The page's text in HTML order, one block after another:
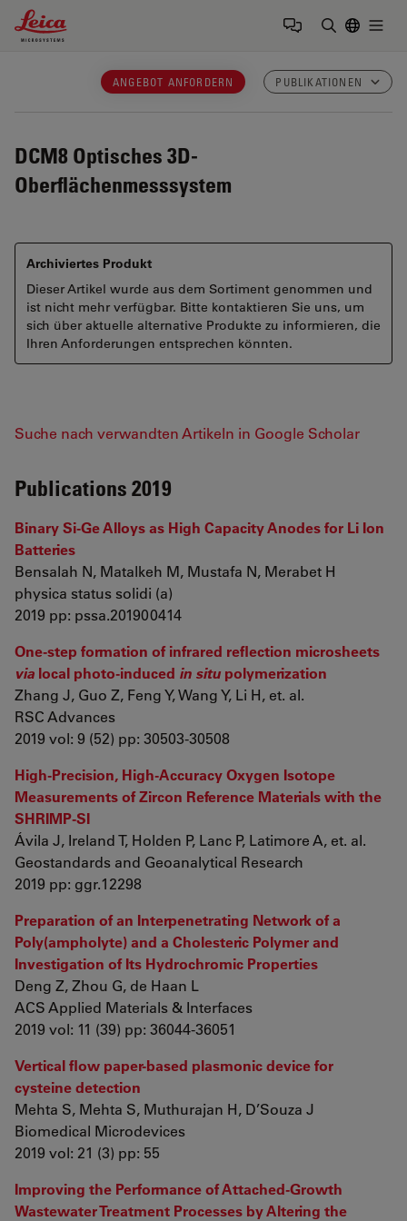
Leica Microsystems Logo
ANGEBOT ANFORDERN PUBLIKATIONEN
DCM8 Optisches 3D-
Oberflächenmesssystem
Archiviertes Produkt
Dieser Artikel wurde aus dem Sortiment genommen und
ist nicht mehr verfügbar. Bitte kontaktieren Sie uns, um
sich über aktuelle alternative Produkte zu informieren, die
Ihren Anforderungen entsprechen könnten.
Suche nach verwandten Artikeln in Google Scholar
Publications 2019
Binary Si‐Ge Alloys as High Capacity Anodes for Li Ion
Batteries
Bensalah N, Matalkeh M, Mustafa N, Merabet H
physica status solidi (a)
2019 pp: pssa.201900414
One-step formation of infrared reflection microsheets
via local photo-induced in situ polymerization
Zhang J, Guo Z, Feng Y, Wang Y, Li H, et. al.
RSC Advances
2019 vol: 9 (52) pp: 30503-30508
High‐Precision, High‐Accuracy Oxygen Isotope
Measurements of Zircon Reference Materials with the
SHRIMP‐SI
Ávila J, Ireland T, Holden P, Lanc P, Latimore A, et. al.
Geostandards and Geoanalytical Research
2019 pp: ggr.12298
Preparation of an Interpenetrating Network of a
Poly(ampholyte) and a Cholesteric Polymer and
Investigation of Its Hydrochromic Properties
Deng Z, Zhou G, de Haan L
ACS Applied Materials & Interfaces
2019 vol: 11 (39) pp: 36044-36051
Vertical flow paper-based plasmonic device for
cysteine detection
Mehta S, Mehta S, Muthurajan H, D’Souza J
Biomedical Microdevices
2019 vol: 21 (3) pp: 55
Improving the Performance of Attached-Growth
Wastewater Treatment Processes by Altering the